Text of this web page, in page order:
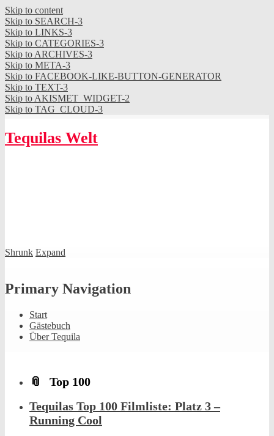
Skip to content
Skip to SEARCH-3
Skip to LINKS-3
Skip to CATEGORIES-3
Skip to ARCHIVES-3
Skip to META-3
Skip to FACEBOOK-LIKE-BUTTON-GENERATOR
Skip to TEXT-3
Skip to AKISMET_WIDGET-2
Skip to TAG_CLOUD-3
Tequilas Welt
Shrunk Expand
Primary Navigation
Start
Gästebuch
Über Tequila
Top 100
Tequilas Top 100 Filmliste: Platz 3 –
Running Cool